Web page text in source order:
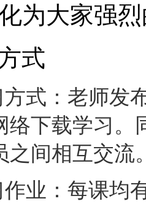
为大家强
式
方式：老师发
络下载学习
之间相互交流
作业：每课均